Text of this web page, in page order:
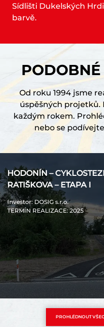
Sídlišti Dukelských
barvě.
PODOBNÉ
Od roku 1994 jsme
úspěšných projetků.
každým rokem.
nebo se
HODONÍN –
RATIŠKOVA – ETAPA I
Investor: DOSIG s.r.o.
TERMÍN REALIZACE: 2025
PROHLÉDNOUT